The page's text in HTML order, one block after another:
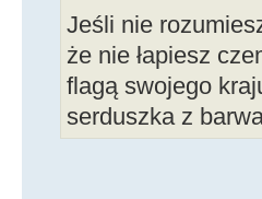
Jeśli nie
że nie łapiesz
flagą swojego
serduszka z